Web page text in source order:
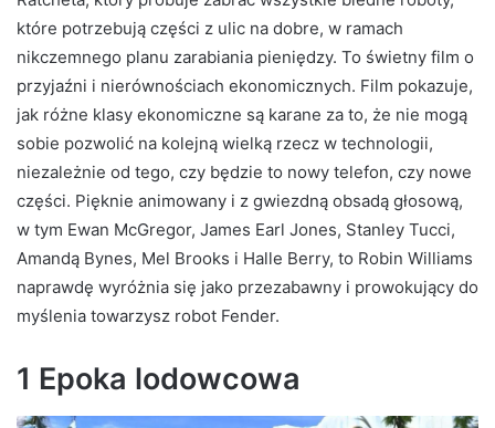
które potrzebują części z ulic na dobre, w ramach
nikczemnego planu zarabiania pieniędzy. To świetny film o
przyjaźni i nierównościach ekonomicznych. Film pokazuje,
jak różne klasy ekonomiczne są karane za to, że nie mogą
sobie pozwolić na kolejną wielką rzecz w technologii,
niezależnie od tego, czy będzie to nowy telefon, czy nowe
części. Pięknie animowany i z gwiezdną obsadą głosową,
w tym Ewan McGregor, James Earl Jones, Stanley Tucci,
Amandą Bynes, Mel Brooks i Halle Berry, to Robin Williams
naprawdę wyróżnia się jako przezabawny i prowokujący do
myślenia towarzysz robot Fender.
1 Epoka lodowcowa